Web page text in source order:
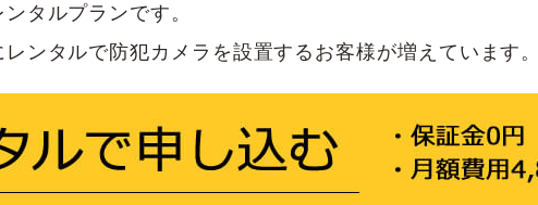
タルプランです。
ンタルで防犯カメラを設置するお客様が増えています。